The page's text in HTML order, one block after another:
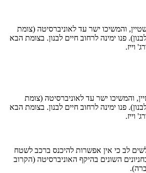
והמשיכו ישר עד לאוניברסיטה (צומת
פנו ימינה לרחוב חיים לבנון. בצומת הבא
וייז.
והמשיכו ישר עד לאוניברסיטה (צומת
פנו ימינה לרחוב חיים לבנון. בצומת הבא
וייז.
לב כי אין אפשרות להיכנס ברכב לשטח
השונים בהיקף האוניברסיטה (הקרוב